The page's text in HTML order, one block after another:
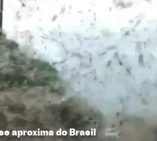
aproxima do Brasil